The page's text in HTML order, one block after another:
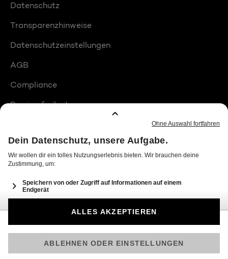
Datenschutz
Transparenzhinweise
Datenschutzeinstellungen
AGB
Compliance
Barrierefreiheit